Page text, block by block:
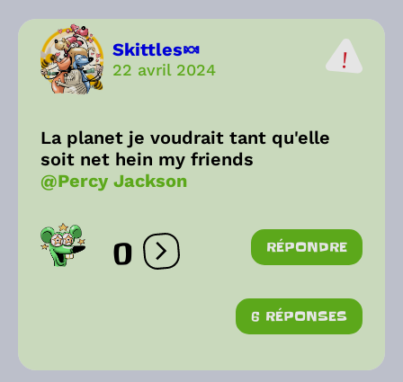
Skittles🍬
22 avril 2024
La planet je voudrait tant qu'elle
soit net hein my friends
@Percy Jackson
0 Ouvrir les réactions
RÉPONDRE
6 RÉPONSES